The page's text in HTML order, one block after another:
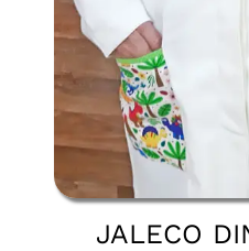
JALECO